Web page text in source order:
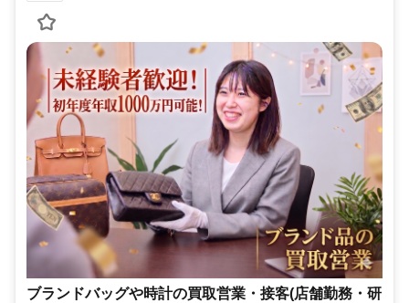
ブランドバッグや時計の買取営業・接客(店舗勤務・研